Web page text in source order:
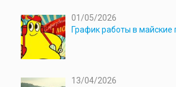
01/05/2026
График работы в майские
13/04/2026